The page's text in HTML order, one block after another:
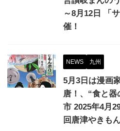
～8月12日 「
催！
NEWS 九州
5月3日は漫画
唐！、“食と
市 2025年4月
回唐津やきも